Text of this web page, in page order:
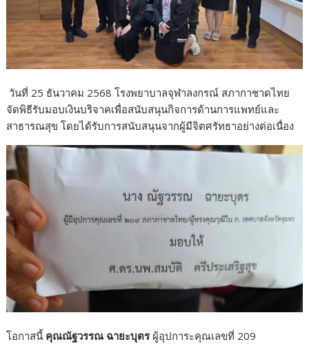
วันที่ 25 ธันวาคม 2568 โรงพยาบาลจุฬาลงกรณ์ สภากาชาดไทย
จัดพิธีรับมอบเงินบริจาคเพื่อสนับสนุนกิจการด้านการแพทย์และ
สาธารณสุข โดยได้รับการสนับสนุนจากผู้มีจิตศรัทธาอย่างต่อเนื่อง
โอกาสนี้ คุณณัฐวรรณ ฉายะบุตรผู้อุปการะคุณเลขที่ 209